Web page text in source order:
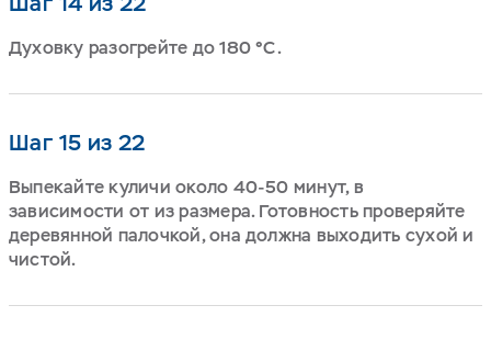
Духовку разогрейте до 180°C.
Шаг 15 из 22
Выпекайте куличи около 40-50 минут, в
зависимости от из размера. Готовность проверяйте
деревянной палочкой, она должна выходить сухой и
чистой.